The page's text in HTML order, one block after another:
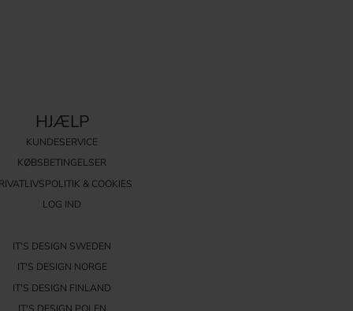
HJÆLP
KUNDESERVICE
KØBSBETINGELSER
& COOKIES
LOG IND
IT'S DESIGN SWEDEN
IT'S DESIGN NORGE
IT'S DESIGN FINLAND